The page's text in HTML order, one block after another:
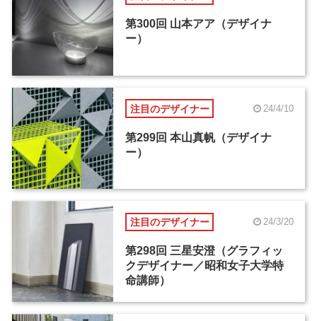
第300回 山本アア（デザイナ
ー）
注目のデザイナー 24/4/10
第299回 本山真帆（デザイナ
ー）
注目のデザイナー 24/3/20
第298回 三星安澄（グラフィッ
クデザイナー／昭和女子大学特
命講師）